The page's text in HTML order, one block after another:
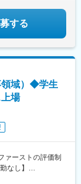
する
領域）◆学生
場
ァーストの評価制
なし】